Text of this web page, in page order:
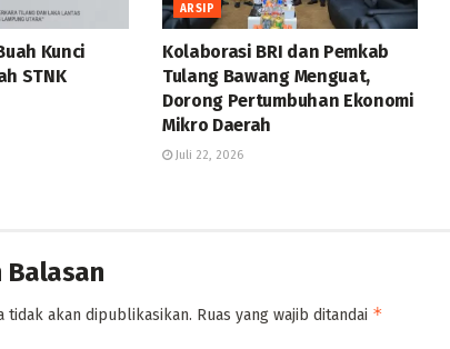
Kunci
STNK
ARSIP
Kolaborasi BRI dan Pemkab
Tulang Bawang Menguat,
Dorong Pertumbuhan Ekonomi
Mikro Daerah
Juli 22, 2026
Balasan
tidak akan dipublikasikan. Ruas yang wajib ditandai *